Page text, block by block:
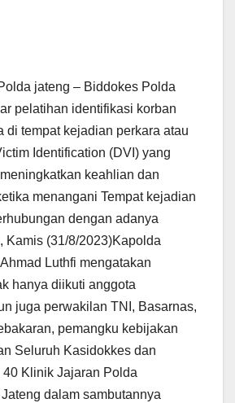
jateng – Biddokes Polda
pelatihan identifikasi korban
di tempat kejadian perkara atau
Identification (DVI) yang
keahlian dan
menangani Tempat kejadian
dengan adanya
Kamis (31/8/2023)Kapolda
Luthfi mengatakan
hanya diikuti anggota
juga perwakilan TNI, Basarnas,
pemangku kebijakan
Seluruh Kasidokkes dan
Klinik Jajaran Polda
dalam sambutannya